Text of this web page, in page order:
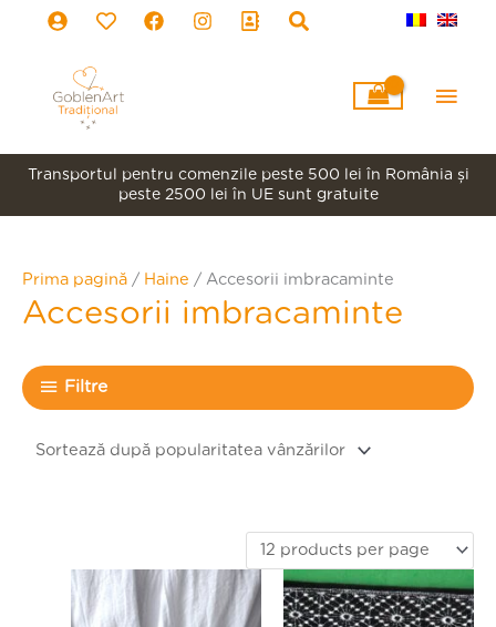
Transportul pentru comenzile peste 500 lei în România şi
peste 2500 lei în UE sunt gratuite
Prima pagină / Haine / Accesorii imbracaminte
Accesorii imbracaminte
Filtre